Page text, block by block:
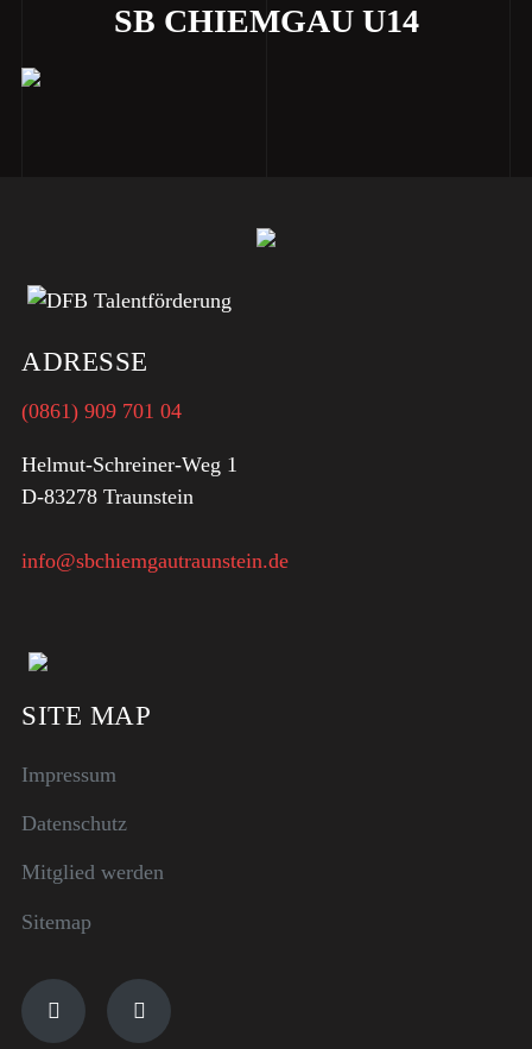
SB CHIEMGAU U14
ADRESSE
(0861) 909 701 04
Helmut-Schreiner-Weg 1
D-83278 Traunstein
info@sbchiemgautraunstein.de
SITE MAP
Impressum
Datenschutz
Mitglied werden
Sitemap